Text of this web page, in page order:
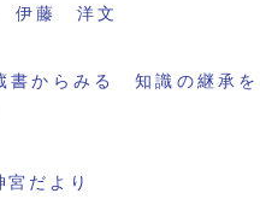
伊藤 洋文
書からみる 知識の継承
宮だより